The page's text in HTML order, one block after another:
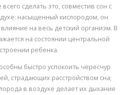
сделать это, совместив сон с
насыщенный кислородом, он
на весь детский организм. В
на состоянии центральной
ребенка.
быстро успокоить чересчур
страдающих расстройством сна;
в воздухе делает их дыхание